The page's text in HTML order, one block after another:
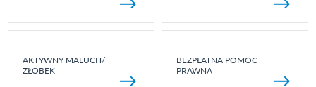
AKTYWNY MALUCH/
ŻŁOBEK
BEZPŁATNA POMOC
PRAWNA